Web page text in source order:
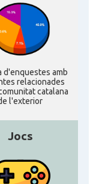
d'enquestes amb
relacionades
catalana
l'exterior
Jocs